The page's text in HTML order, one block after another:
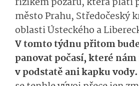
město Prahu, Středočeský
oblasti Ústeckého a
V tomto týdnu přitom
panovat počasí, které
v podstatě ani kapku